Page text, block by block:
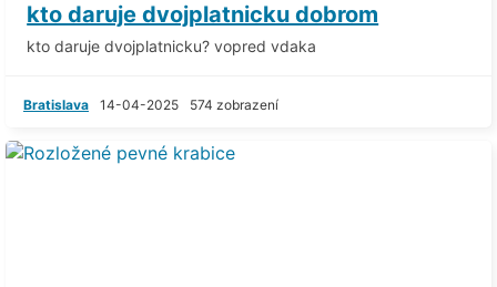
kto daruje dvojplatnicku dobrom
kto daruje dvojplatnicku? vopred vdaka
Bratislava 14-04-2025 574 zobrazení